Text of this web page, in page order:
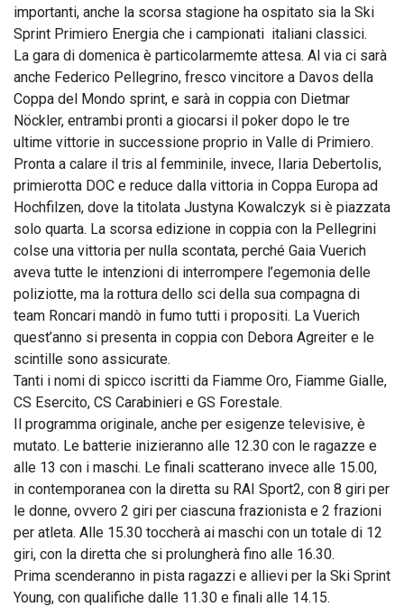
importanti, anche la scorsa stagione ha ospitato sia la Ski
Sprint Primiero Energia che i campionati italiani classici.
La gara di domenica è particolarmemte attesa. Al via ci sarà
anche Federico Pellegrino, fresco vincitore a Davos della
Coppa del Mondo sprint, e sarà in coppia con Dietmar
Nöckler, entrambi pronti a giocarsi il poker dopo le tre
ultime vittorie in successione proprio in Valle di Primiero.
Pronta a calare il tris al femminile, invece, Ilaria Debertolis,
primierotta DOC e reduce dalla vittoria in Coppa Europa ad
Hochfilzen, dove la titolata Justyna Kowalczyk si è piazzata
solo quarta. La scorsa edizione in coppia con la Pellegrini
colse una vittoria per nulla scontata, perché Gaia Vuerich
aveva tutte le intenzioni di interrompere l’egemonia delle
poliziotte, ma la rottura dello sci della sua compagna di
team Roncari mandò in fumo tutti i propositi. La Vuerich
quest’anno si presenta in coppia con Debora Agreiter e le
scintille sono assicurate.
Tanti i nomi di spicco iscritti da Fiamme Oro, Fiamme Gialle,
CS Esercito, CS Carabinieri e GS Forestale.
Il programma originale, anche per esigenze televisive, è
mutato. Le batterie inizieranno alle 12.30 con le ragazze e
alle 13 con i maschi. Le finali scatterano invece alle 15.00,
in contemporanea con la diretta su RAI Sport2, con 8 giri per
le donne, ovvero 2 giri per ciascuna frazionista e 2 frazioni
per atleta. Alle 15.30 toccherà ai maschi con un totale di 12
giri, con la diretta che si prolungherà fino alle 16.30.
Prima scenderanno in pista ragazzi e allievi per la Ski Sprint
Young, con qualifiche dalle 11.30 e finali alle 14.15.